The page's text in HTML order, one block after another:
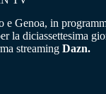
e Genoa, in
la diciassettesima
streaming Dazn.